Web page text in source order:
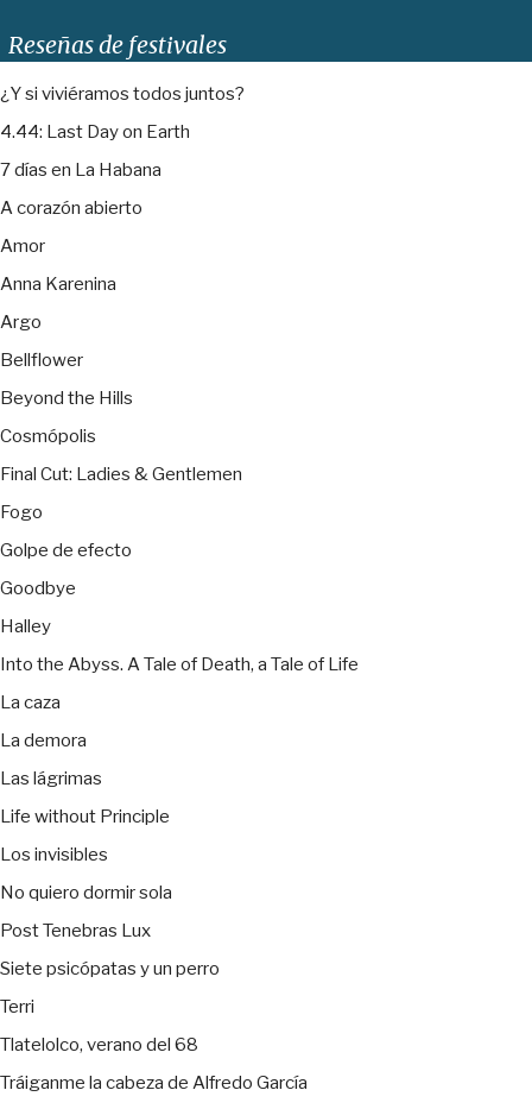
Reseñas de festivales
¿Y si viviéramos todos juntos?
4.44: Last Day on Earth
7 días en La Habana
A corazón abierto
Amor
Anna Karenina
Argo
Bellflower
Beyond the Hills
Cosmópolis
Final Cut: Ladies & Gentlemen
Fogo
Golpe de efecto
Goodbye
Halley
Into the Abyss. A Tale of Death, a Tale of Life
La caza
La demora
Las lágrimas
Life without Principle
Los invisibles
No quiero dormir sola
Post Tenebras Lux
Siete psicópatas y un perro
Terri
Tlatelolco, verano del 68
Tráiganme la cabeza de Alfredo García